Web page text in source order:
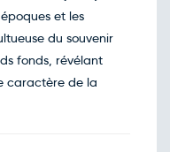
et les
du souvenir
fonds, révélant
caractère de la